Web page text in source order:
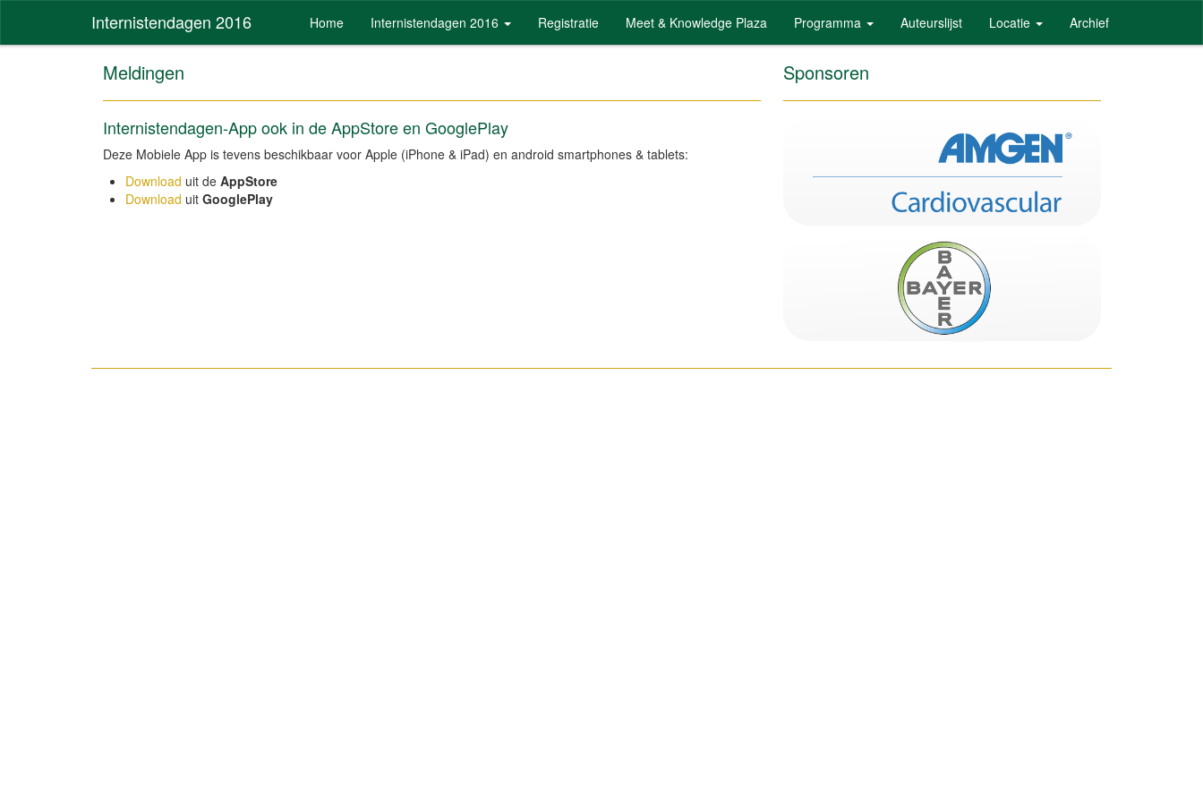
Internistendagen 2016 Home Internistendagen 2016 Registratie Meet & Knowledge Plaza Programma Auteurslijst Locatie Archief
Meldingen
Internistendagen-App ook in de AppStore en GooglePlay
Deze Mobiele App is tevens beschikbaar voor Apple (iPhone & iPad) en android smartphones & tablets:
Download uit de AppStore
Download uit GooglePlay
Sponsoren